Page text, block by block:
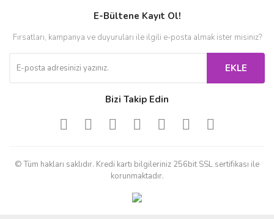
E-Bültene Kayıt Ol!
Fırsatları, kampanya ve duyuruları ile ilgili e-posta almak ister misiniz?
EKLE
Bizi Takip Edin
© Tüm hakları saklıdır. Kredi kartı bilgileriniz 256bit SSL sertifikası ile
korunmaktadır.